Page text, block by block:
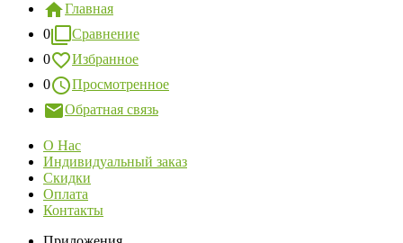
Главная
0
Сравнение
0
Избранное
0
Просмотренное
Обратная связь
О Нас
Индивидуальный заказ
Скидки
Оплата
Контакты